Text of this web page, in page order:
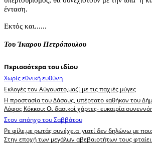
ένταση.
Εκτός και......
Του Ίκαρου Πετρόπουλου
Περισσότερα του ιδίου
Χωρίς εθνική ευθύνη
Εκλογές τον Αύγουστο,μαζί με τις παχιές μύγες
Η προστασία του Δάσους, υπέρτατο καθήκον του
Λόφος Κόκκου: Οι δασικοί χάρτες- ευκαιρία
Στον απόηχο του Σαββάτου
Ρε φίλε,με ρωτάς συνέχεια ,γιατί δεν δηλώνω με
Στην εποχή των μεγάλων αβεβαιοτήτων τους